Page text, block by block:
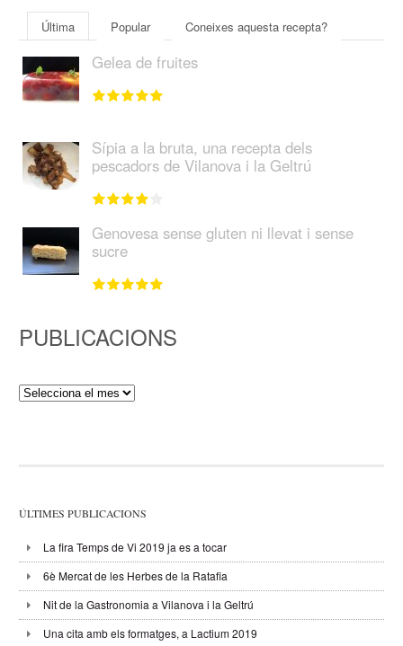
Última Popular Coneixes aquesta recepta?
Gelea de fruites
Sípia a la bruta, una recepta dels
pescadors de Vilanova i la Geltrú
Genovesa sense gluten ni llevat i sense
sucre
PUBLICACIONS
Publicacions
ÚLTIMES PUBLICACIONS
La fira Temps de Vi 2019 ja es a tocar
6è Mercat de les Herbes de la Ratafia
Nit de la Gastronomia a Vilanova i la Geltrú
Una cita amb els formatges, a Lactium 2019